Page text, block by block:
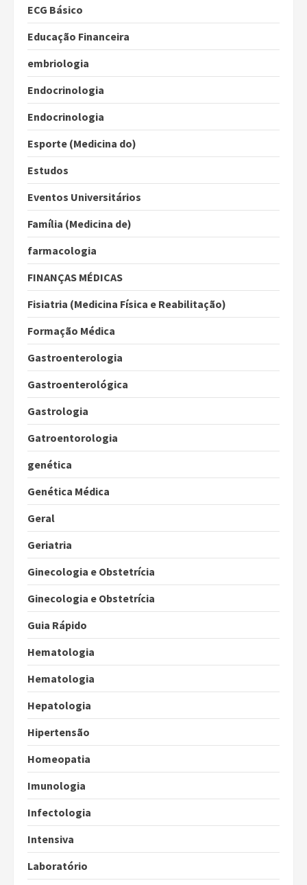
ECG Básico
Educação Financeira
embriologia
Endocrinologia
Endocrinologia
Esporte (Medicina do)
Estudos
Eventos Universitários
Família (Medicina de)
farmacologia
FINANÇAS MÉDICAS
Fisiatria (Medicina Física e Reabilitação)
Formação Médica
Gastroenterologia
Gastroenterológica
Gastrologia
Gatroentorologia
genética
Genética Médica
Geral
Geriatria
Ginecologia e Obstetrícia
Ginecologia e Obstetrícia
Guia Rápido
Hematologia
Hematologia
Hepatologia
Hipertensão
Homeopatia
Imunologia
Infectologia
Intensiva
Laboratório